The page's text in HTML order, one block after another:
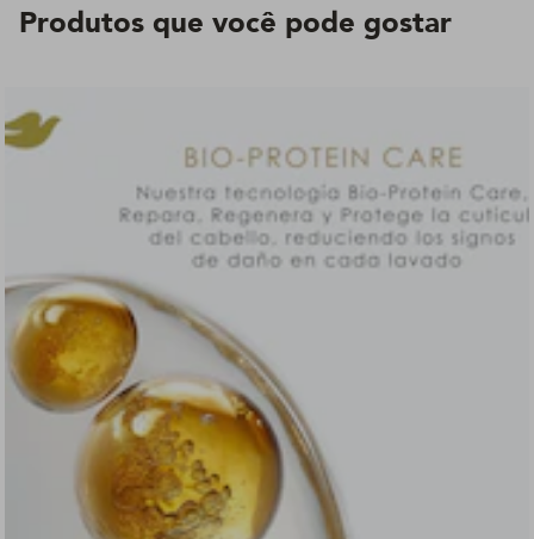
Produtos que você pode gostar